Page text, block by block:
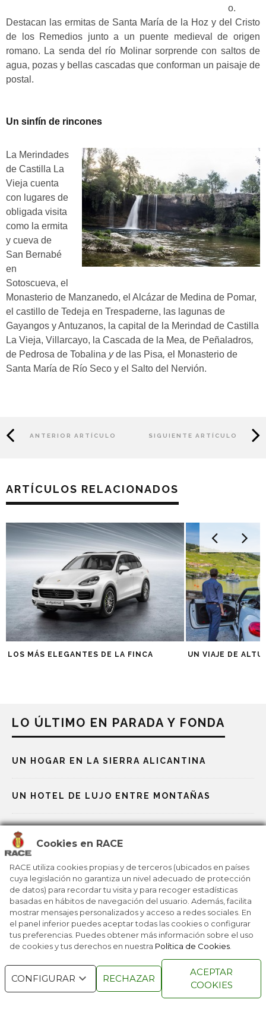
Cookies en RACE
RACE utiliza cookies propias y de terceros (ubicados en países
cuya legislación no garantiza un nivel adecuado de protección
de datos) para recordar tu visita y para recoger estadísticas
basadas en hábitos de navegación del usuario. Además, facilita
mostrar mensajes personalizados y acceso a redes sociales. En
el panel inferior puedes aceptar todas las cookies o configurar
tus preferencias. Puedes obtener más información sobre el uso
de cookies y tus derechos en nuestra Política de Cookies
CONFIGURAR RECHAZAR
ACEPTAR
COOKIES
o.
Destacan las ermitas de Santa María de la Hoz y del Cristo
de los Remedios junto a un puente medieval de origen
romano. La senda del río Molinar sorprende con saltos de
agua, pozas y bellas cascadas que conforman un paisaje de
postal.
Un sinfín de rincones
La Merindades
de Castilla La
Vieja cuenta
con lugares de
obligada visita
como la ermita
y cueva de
San Bernabé
en
Sotoscueva, el
Monasterio de Manzanedo, el Alcázar de Medina de Pomar,
el castillo de Tedeja en Trespaderne, las lagunas de
Gayangos y Antuzanos, la capital de la Merindad de Castilla
La Vieja, Villarcayo, la Cascada de la Mea, de Peñaladros,
de Pedrosa de Tobalina yde las Pisa, el Monasterio de
Santa María de Río Seco y el Salto del Nervión.
ANTERIOR ARTÍCULO SIGUIENTE ARTÍCULO
ARTÍCULOS RELACIONADOS
LOS MÁS ELEGANTES DE LA FINCA UN VIAJE DE
LO ÚLTIMO EN PARADA Y FONDA
UN HOGAR EN LA SIERRA ALICANTINA
UN HOTEL DE LUJO ENTRE MONTAÑAS
DORMIR ENTRE NIDOS DE CIGÜEÑAS
LOS COCHES TIENEN SU PARTICULAR ‘SPA’
UN HOTEL PARA DEJAR LA MENTE EN BLANCO
TODOS LOS DERECHOS
RESERVADOS